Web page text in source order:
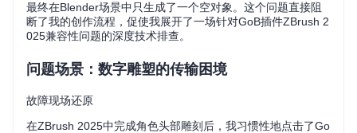
最终在Blender场景中只生成了一个空对象。这个问题直接阻
断了我的创作流程，促使我展开了一场针对GoB插件ZBrush 2
025兼容性问题的深度技术排查。
问题场景：数字雕塑的传输困境
故障现场还原
在ZBrush 2025中完成角色头部雕刻后，我习惯性地点击了Go